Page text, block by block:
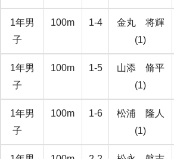
1年男
子
100m 1-4
金丸 将輝
(1)
1年男
子
100m 1-5
山添 脩平
(1)
1年男
子
100m 1-6
松浦 隆人
(1)